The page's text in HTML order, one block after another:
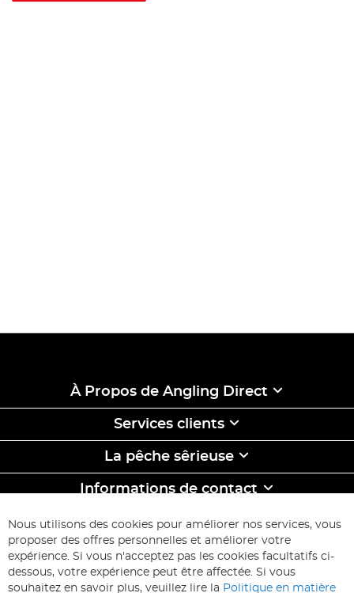
À Propos de Angling Direct
Services clients
La pêche sêrieuse
Informations de contact
ABONNEZ-VOUS & ECONOMISEZ
Inscription
à
Inscription
Nous utilisons des cookies pour améliorer nos services, vous
proposer des offres personnelles et améliorer votre
expérience. Si vous n'acceptez pas les cookies facultatifs ci-
dessous, votre expérience peut être affectée. Si vous
souhaitez en savoir plus, veuillez lire la Politique en matière